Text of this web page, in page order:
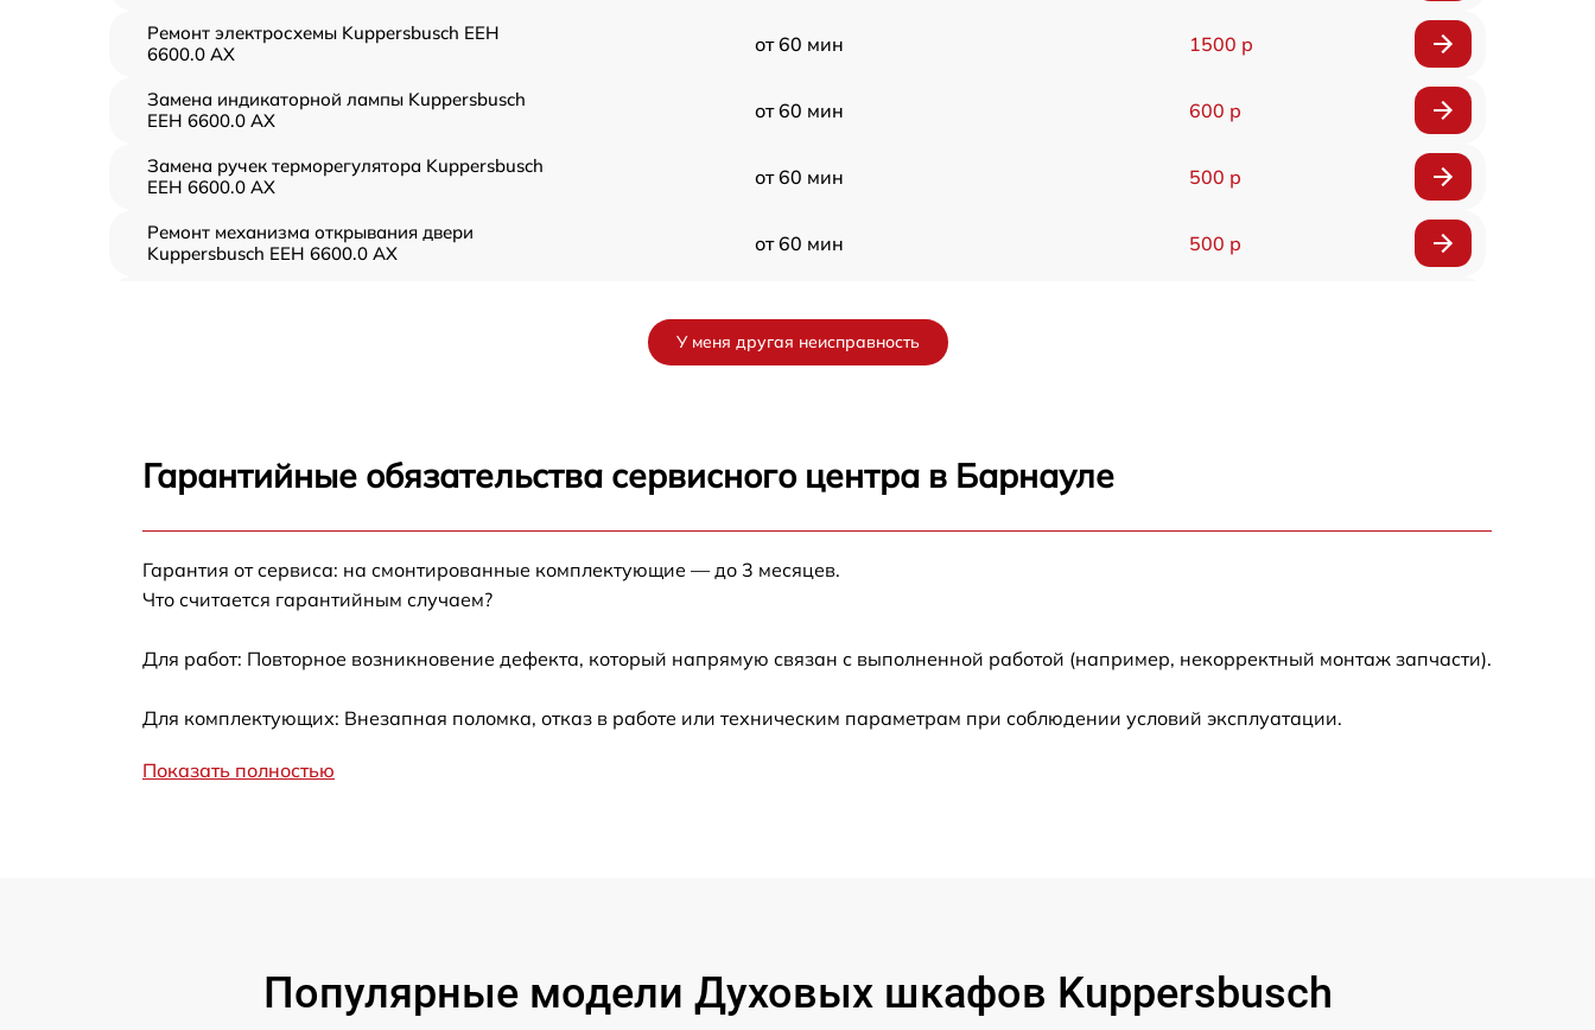
Ремонт электросхемы Kuppersbusch EEH
6600.0 AX
от 60 мин 1500 р
Замена индикаторной лампы Kuppersbusch
EEH 6600.0 AX
от 60 мин 600 р
Замена ручек терморегулятора Kuppersbusch
EEH 6600.0 AX
от 60 мин 500 р
Ремонт механизма открывания двери
Kuppersbusch EEH 6600.0 AX
от 60 мин 500 р
Замена шнура питания Kuppersbusch EEH
Замена термодатчика Kuppersbusch EEH
6600.0 AX
от 60 мин
EEH 6600.0 AX
У меня другая неисправность
Гарантийные обязательства сервисного центра в Барнауле
Гарантия от сервиса: на смонтированные комплектующие — до 3 месяцев.
Что считается гарантийным случаем?
Для работ: Повторное возникновение дефекта, который напрямую связан с выполненной работой (например, некорректный монтаж запчасти).
Для комплектующих: Внезапная поломка, отказ в работе или техническим параметрам при соблюдении условий эксплуатации.
Показать полностью
Популярные модели Духовых шкафов Kuppersbusch